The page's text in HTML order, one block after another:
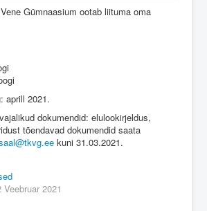
Gümnaasium ootab liituma oma
aprill 2021.
dokumendid: elulookirjeldus,
tõendavad dokumendid saata
kuni 31.03.2021.
2021